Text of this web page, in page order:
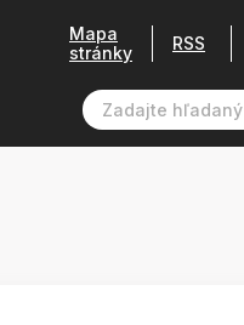
Mapa
stránky
RSS